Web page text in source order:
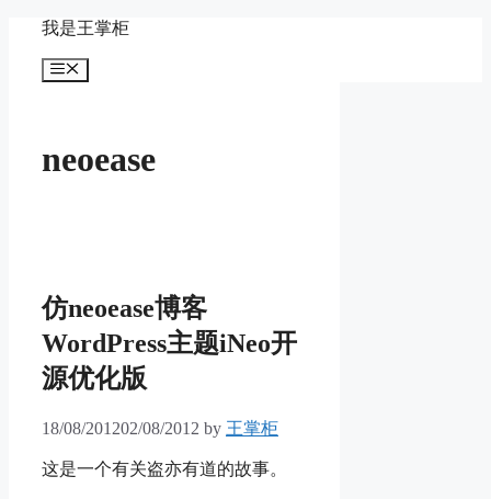
content
我是王掌柜
Menu
neoease
仿neoease博客
WordPress主题iNeo开
源优化版
18/08/201202/08/2012 by 王掌柜
这是一个有关盗亦有道的故事。